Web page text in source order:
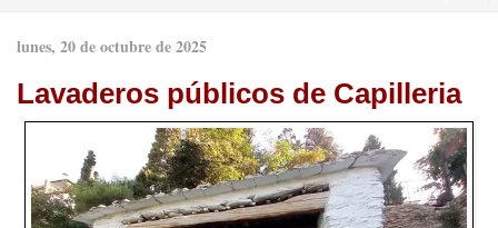
lunes, 20 de octubre de 2025
Lavaderos públicos de Capilleria